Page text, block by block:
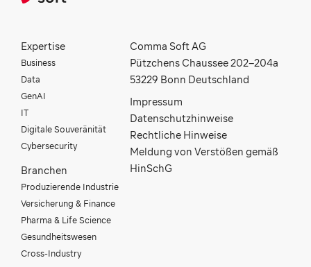
Expertise
Business
Data
GenAI
IT
Digitale Souveränität
Cybersecurity
Branchen
Produzierende Industrie
Versicherung & Finance
Pharma & Life Science
Gesundheitswesen
Cross-Industry
Comma Soft AG
Pützchens Chaussee 202–204a
53229 Bonn Deutschland
Impressum
Datenschutzhinweise
Rechtliche Hinweise
Meldung von Verstößen gemäß
HinSchG